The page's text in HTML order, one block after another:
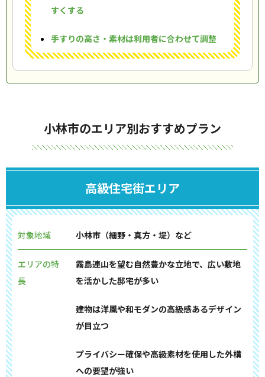
すくする
手すりの高さ・素材は利用者に合わせて調整
小林市のエリア別おすすめプラン
高級住宅街エリア
対象地域 小林市（細野・真方・堤）など
エリアの特
長
霧島連山を望む自然豊かな立地で、広い敷地
を活かした邸宅が多い
建物は洋風や和モダンの高級感あるデザイン
が目立つ
プライバシー確保や高級素材を使用した外構
への要望が強い